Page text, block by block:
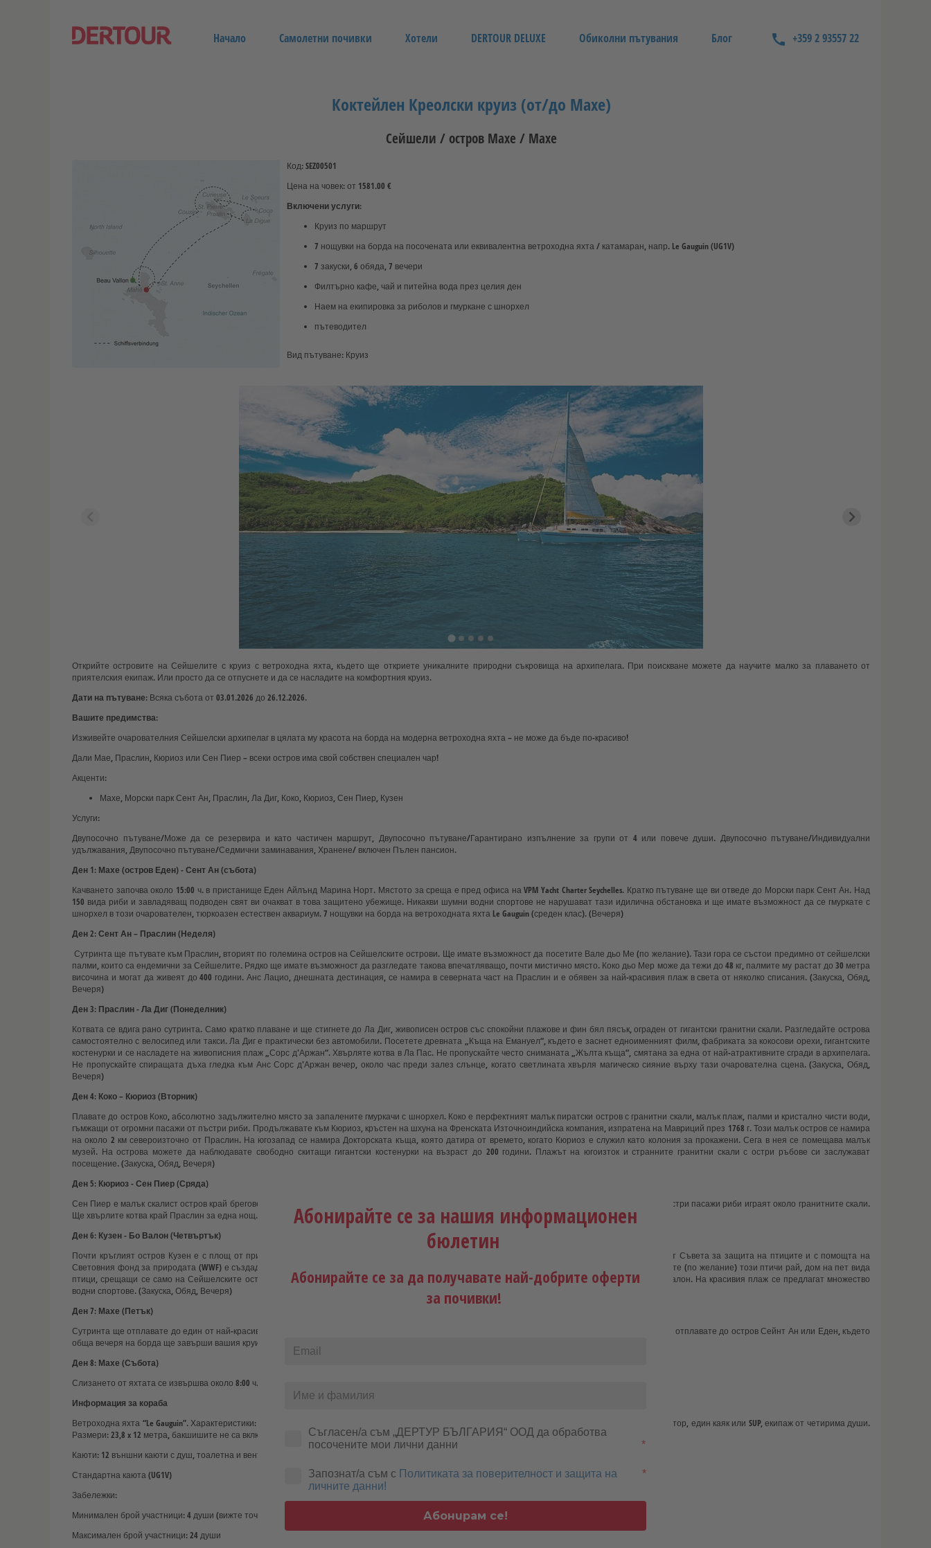
Начало Самолетни почивки Хотели DERTOUR DELUXE Обиколни пътувания Блог +359 2 93557 22
Коктейлен Креолски круиз (от/до Махе)
Сейшели / остров Махе / Махе
Код: SEZ00501
Цена на човек: от 1581.00 €
Включени услуги:
Круиз по маршрут
7 нощувки на борда на посочената или еквивалентна ветроходна яхта / катамаран, напр. Le Gauguin (UG1V)
7 закуски, 6 обяда, 7 вечери
Филтърно кафе, чай и питейна вода през целия ден
Наем на екипировка за риболов и гмуркане с шнорхел
пътеводител
Вид пътуване: Круиз
Открийте островите на Сейшелите с круиз с ветроходна яхта, където ще откриете уникалните природни съкровища на архипелага. При поискване можете да научите малко за плаването от
приятелския екипаж. Или просто да се отпуснете и да се насладите на комфортния круиз.
Дати на пътуване: Всяка събота от 03.01.2026 до 26.12.2026.
Вашите предимства:
Изживейте очарователния Сейшелски архипелаг в цялата му красота на борда на модерна ветроходна яхта – не може да бъде по-красиво!
Дали Мае, Праслин, Кюриоз или Сен Пиер – всеки остров има свой собствен специален чар!
Акценти:
Махе, Морски парк Сент Ан, Праслин, Ла Диг, Коко, Кюриоз, Сен Пиер, Кузен
Услуги:
Двупосочно пътуване/Може да се резервира и като частичен маршрут, Двупосочно пътуване/Гарантирано изпълнение за групи от 4 или повече души. Двупосочно пътуване/Индивидуални
удължавания, Двупосочно пътуване/Седмични заминавания, Хранене/ включен Пълен пансион.
Ден 1: Махе (остров Еден) - Сент Ан (събота)
Качването започва около 15:00 ч. в пристанище Еден Айлънд Марина Норт. Мястото за среща е пред офиса на VPM Yacht Charter Seychelles. Кратко пътуване ще ви отведе до Морски парк Сент Ан. Над
150 вида риби и завладяващ подводен свят ви очакват в това защитено убежище. Никакви шумни водни спортове не нарушават тази идилична обстановка и ще имате възможност да се гмуркате с
шнорхел в този очарователен, тюркоазен естествен аквариум. 7 нощувки на борда на ветроходната яхта Le Gauguin (среден клас). (Вечеря)
Ден 2: Сент Ан – Праслин (Неделя)
Сутринта ще пътувате към Праслин, вторият по големина остров на Сейшелските острови. Ще имате възможност да посетите Вале дьо Ме (по желание). Тази гора се състои предимно от сейшелски
палми, които са ендемични за Сейшелите. Рядко ще имате възможност да разгледате такова впечатляващо, почти мистично място. Коко дьо Мер може да тежи до 48 кг, палмите му растат до 30 метра
височина и могат да живеят до 400 години. Анс Лацио, днешната дестинация, се намира в северната част на Праслин и е обявен за най-красивия плаж в света от няколко списания. (Закуска, Обяд,
Вечеря)
Ден 3: Праслин - Ла Диг (Понеделник)
Котвата се вдига рано сутринта. Само кратко плаване и ще стигнете до Ла Диг, живописен остров със спокойни плажове и фин бял пясък, ограден от гигантски гранитни скали. Разгледайте острова
самостоятелно с велосипед или такси. Ла Диг е практически без автомобили. Посетете древната „Къща на Емануел“, където е заснет едноименният филм, фабриката за кокосови орехи, гигантските
костенурки и се насладете на живописния плаж „Сорс д'Аржан“. Хвърляте котва в Ла Пас. Не пропускайте често сниманата „Жълта къща“, смятана за една от най-атрактивните сгради в архипелага.
Не пропускайте спиращата дъха гледка към Анс Сорс д'Аржан вечер, около час преди залез слънце, когато светлината хвърля магическо сияние върху тази очарователна сцена. (Закуска, Обяд,
Вечеря)
Ден 4: Коко – Кюриоз (Вторник)
Плавате до остров Коко, абсолютно задължително място за запалените гмуркачи с шнорхел. Коко е перфектният малък пиратски остров с гранитни скали, малък плаж, палми и кристално чисти води,
гъмжащи от огромни пасажи от пъстри риби. Продължавате към Кюриоз, кръстен на шхуна на Френската Източноиндийска компания, изпратена на Мавриций през 1768 г. Този малък остров се намира
на около 2 км североизточно от Праслин. На югозапад се намира Докторската къща, която датира от времето, когато Кюриоз е служил като колония за прокажени. Сега в нея се помещава малък
музей. На острова можете да наблюдавате свободно скитащи гигантски костенурки на възраст до 200 години. Плажът на югоизток и странните гранитни скали с остри ръбове си заслужават
посещение. (Закуска, Обяд, Вечеря)
Ден 5: Кюриоз - Сен Пиер (Сряда)
Сен Пиер е малък скалист остров край бреговете на Праслин. Идеален за плуване, но особено добър за гмуркане с шнорхел. Много любопитни и пъстри пасажи риби играят около гранитните скали.
Ще хвърлите котва край Праслин за една нощ. (Закуска, Обяд, Вечеря)
Ден 6: Кузен - Бо Валон (Четвъртък)
Почти кръглият остров Кузен е с площ от приблизително 29 хектара и е убежище за застрашени видове птици. През 1968 г. островът е закупен от Съвета за защита на птиците и с помощта на
Световния фонд за природата (WWF) е създаден красив природен резерват. Наблюдавайте отблизо безброй птици, гнездящи по дърветата. Посетете (по желание) този птичи рай, дом на пет вида
птици, срещащи се само на Сейшелските острови. След това отплавайте обратно към главния остров Махе. Вашата яхта ще хвърли котва в Бо Валон. На красивия плаж се предлагат множество
водни спортове. (Закуска, Обяд, Вечеря)
Ден 7: Махе (Петък)
Сутринта ще отплавате до един от най-красивите заливи на Махе. Можете също така да посетите малката островна столица, Виктория. Вечерта ще отплавате до остров Сейнт Ан или Еден, където
обща вечеря на борда ще завърши вашия круиз с плаване. (Закуска, Обяд, Вечеря)
Ден 8: Махе (Събота)
Слизането от яхтата се извършва около 8:00 ч. сутринта, началото на вашето по-нататъшно пътуване или край на обиколката. (Закуска)
Информация за кораба
Ветроходна яхта “Le Gauguin”. Характеристики: Построена през 2006 г., реновирана през 2014 г., ветроходна яхта Mojito 78 (среден клас), 24V/220V инвертор, един каяк или SUP, екипаж от четирима души.
Размери: 23,8 x 12 метра, бакшишите не са включени (препоръчително 5-7 евро на човек/ден).
Каюти: 12 външни каюти с душ, тоалетна и вентилатор.
Стандартна каюта (UG1V)
Забележки:
Минимален брой участници: 4 души (вижте точка 7 от Общите условия)
Максимален брой участници: 24 души
Абонирайте се за нашия информационен
бюлетин
Абонирайте се за да получавате най-добрите оферти
за почивки!
Съгласен/а съм „ДЕРТУР БЪЛГАРИЯ“ ООД да обработва
посочените мои лични данни
*
Запознат/а съм с Политиката за поверителност и защита на
личните данни!
*
Абонирам се!